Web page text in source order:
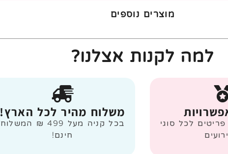
מוצרים נוספים
למה לקנות אצלנו?
לכל סוגי
משלוח מהיר לכל הארץ!
בכל קניה מעל 499 ₪ המשלוח
חינם!